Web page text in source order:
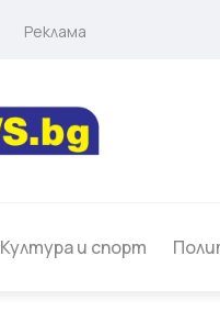
Реклама
Култура и спорт